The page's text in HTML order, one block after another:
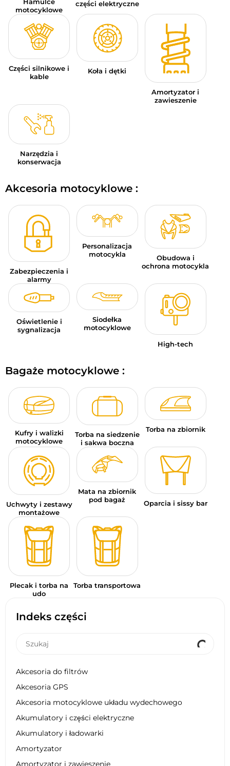
SKONTAKTUJ SIĘ Z NAMI
Indeks części
Akcesoria do filtrów
Akcesoria GPS
Akcesoria motocyklowe układu wydechowego
Akumulatory i części elektryczne
Akumulatory i ładowarki
Amortyzator
Amortyzator i zawieszenie
Hamulce
motocyklowe
części elektryczne
Części silnikowe i
kable
Koła i dętki
Amortyzator i
zawieszenie
Narzędzia i
konserwacja
Akcesoria motocyklowe :
Zabezpieczenia i
alarmy
Personalizacja
motocykla
Obudowa i
ochrona motocykla
Oświetlenie i
sygnalizacja
Siodełka
motocyklowe
High-tech
Bagaże motocyklowe :
Kufry i walizki
motocyklowe
Torba na siedzenie
i sakwa boczna
Torba na zbiornik
Uchwyty i zestawy
montażowe
Mata na zbiornik
pod bagaż
Oparcia i sissy bar
Plecak i torba na
udo
Torba transportowa